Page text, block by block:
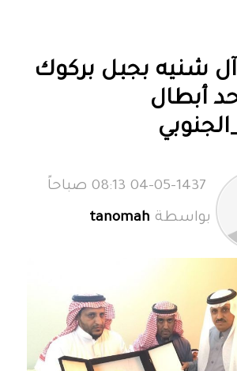
آل شنيه بجبل بركوك
أبطال
بواسطة tanomah